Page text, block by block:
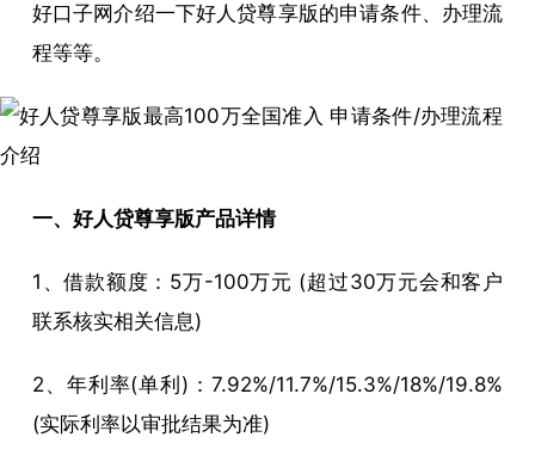
好口子网介绍一下好人贷尊享版的申请条件、办理流
程等等。
一、好人贷尊享版产品详情
1、借款额度：5万-100万元 (超过30万元会和客户
联系核实相关信息)
2、年利率(单利)：7.92%/11.7%/15.3%/18%/19.8%
(实际利率以审批结果为准)